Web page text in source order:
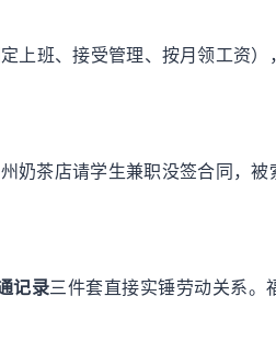
上班、接受管理、按月领工资
奶茶店请学生兼职没签合同，
记录三件套直接实锤劳动关系。